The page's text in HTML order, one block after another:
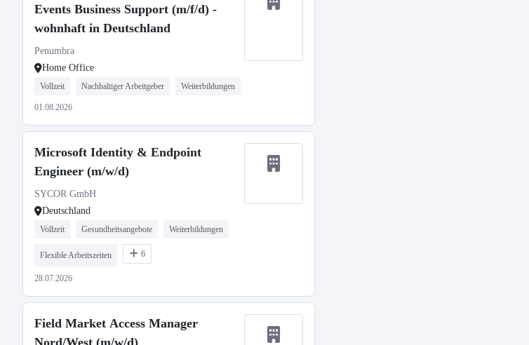
Events Business Support (m/f/d) -
wohnhaft in Deutschland
Penumbra
Home Office
Vollzeit Nachhaltiger Arbeitgeber Weiterbildungen
01.08.2026
Microsoft Identity & Endpoint
Engineer (m/w/d)
SYCOR GmbH
Deutschland
Vollzeit Gesundheitsangebote Weiterbildungen
Flexible Arbeitszeiten 6
28.07.2026
Field Market Access Manager
Nord/West (m/w/d)